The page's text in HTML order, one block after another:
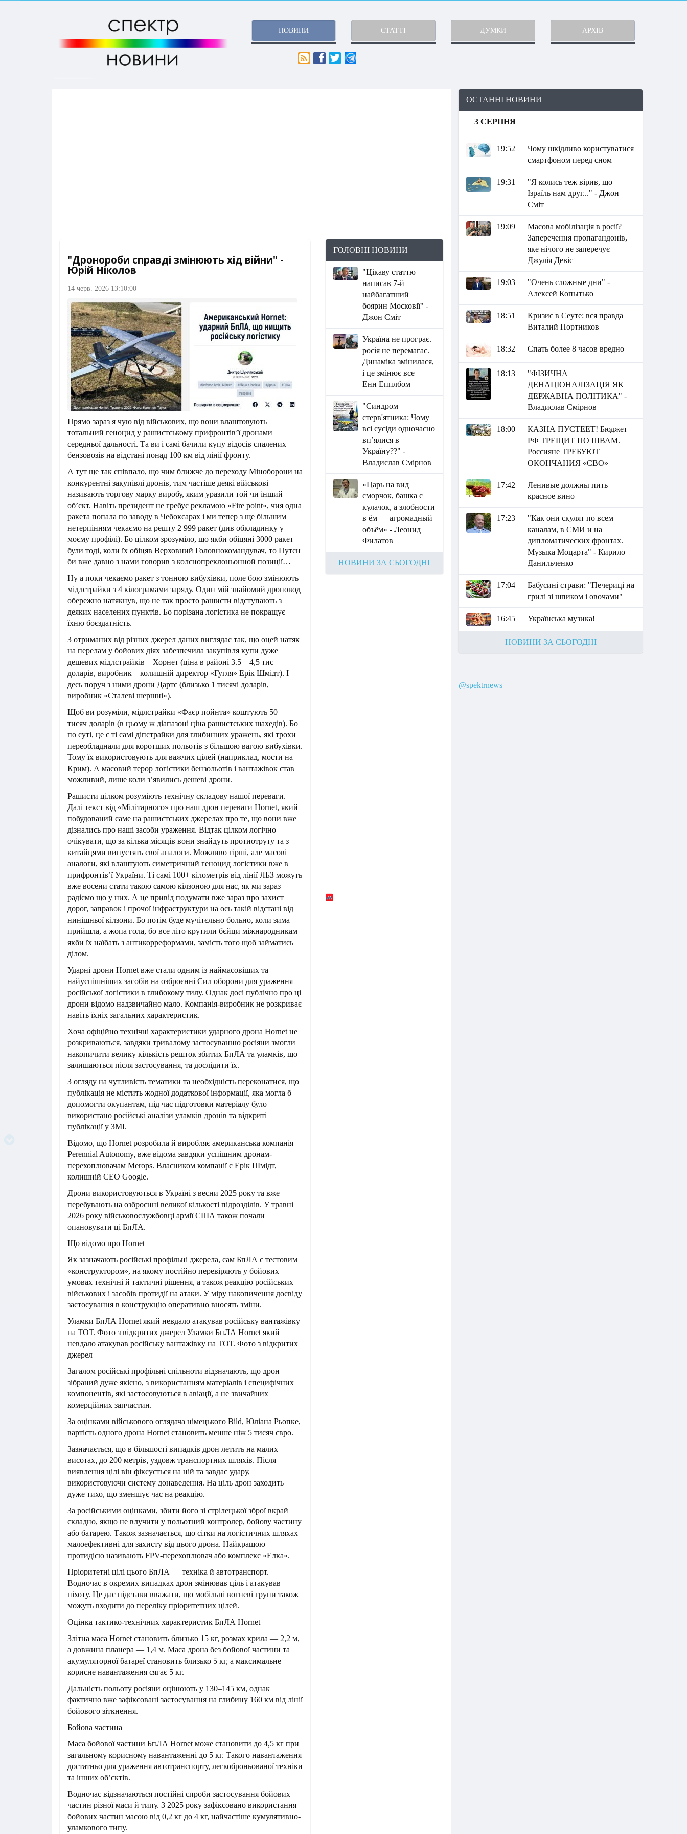
НОВИНИ СТАТТІ ДУМКИ АРХІВ
"Дронороби справді змінюють хід війни" -
Юрій Ніколов
14 черв. 2026 13:10:00
Прямо зараз я чую від військових, що вони влаштовують
тотальний геноцид у рашистському прифронтів’ї дронами
середньої дальності. Та ви і самі бачили купу відосів спалених
бензовозів на відстані понад 100 км від лінії фронту.
А тут ще так співпало, що чим ближче до переходу Міноборони на
конкурентні закупівлі дронів, тим частіше деякі військові
називають торгову марку виробу, яким уразили той чи інший
об’єкт. Навіть президент не гребує рекламою «Fire point», чия одна
ракета попала по заводу в Чебоксарах і ми тепер з ще більшим
нетерпінням чекаємо на решту 2 999 ракет (див обкладинку у
моєму профілі). Бо цілком зрозуміло, що якби обіцяні 3000 ракет
були тоді, коли їх обіцяв Верховний Головнокомандувач, то Путєн
би вже давно з нами говорив з колєнопреклоньонной позиції…
Ну а поки чекаємо ракет з тонною вибухівки, поле бою змінюють
мідлстрайки з 4 кілограмами заряду. Один мій знайомий дроновод
обережно натякнув, що не так просто рашисти відступають з
деяких населених пунктів. Бо порізана логістика не покращує
їхню боєздатність.
З отриманих від різних джерел даних виглядає так, що оцей натяк
на перелам у бойових діях забезпечила закупівля купи дуже
дешевих мідлстрайків – Хорнет (ціна в районі 3.5 – 4,5 тис
доларів, виробник – колишній директор «Гугля» Ерік Шмідт). І
десь поруч з ними дрони Дартс (близько 1 тисячі доларів,
виробник «Сталеві шершні»).
Щоб ви розуміли, мідлстрайки «Фаєр пойнта» коштують 50+
тисяч доларів (в цьому ж діапазоні ціна рашистських шахедів). Бо
по суті, це є ті самі діпстрайки для глибинних уражень, які трохи
переобладнали для коротших польотів з більшою вагою вибухівки.
Тому їх використовують для важчих цілей (наприклад, мости на
Крим). А масовий терор логістики бензольотів і вантажівок став
можливий, лише коли з’явились дешеві дрони.
Рашисти цілком розуміють технічну складову нашої переваги.
Далі текст від «Мілітарного» про наш дрон переваги Hornet, який
побудований саме на рашистських джерелах про те, що вони вже
дізнались про наші засоби ураження. Відтак цілком логічно
очікувати, що за кілька місяців вони знайдуть протиотруту та з
китайцями випустять свої аналоги. Можливо гірші, але масові
аналоги, які влаштують симетричний геноцид логістики вже в
прифронтів’ї України. Ті самі 100+ кілометрів від лінії ЛБЗ можуть
вже восени стати такою самою кілзоною для нас, як ми зараз
радіємо що у них. А це привід подумати вже зараз про захист
дорог, заправок і прочої інфраструктури на ось такій відстані від
нинішньої кілзони. Бо потім буде мучітєльно больно, коли зима
прийшла, а жопа гола, бо все літо крутили бєйци міжнародникам
якби їх наїбать з антикорреформами, замість того щоб займатись
ділом.
Ударні дрони Hornet вже стали одним із наймасовіших та
найуспішніших засобів на озброєнні Сил оборони для ураження
російської логістики в глибокому тилу. Однак досі публічно про ці
дрони відомо надзвичайно мало. Компанія-виробник не розкриває
навіть їхніх загальних характеристик.
Хоча офіційно технічні характеристики ударного дрона Hornet не
розкриваються, завдяки тривалому застосуванню росіяни змогли
накопичити велику кількість решток збитих БпЛА та уламків, що
залишаються після застосування, та дослідити їх.
З огляду на чутливість тематики та необхідність переконатися, що
публікація не містить жодної додаткової інформації, яка могла б
допомогти окупантам, під час підготовки матеріалу було
використано російські аналізи уламків дронів та відкриті
публікації у ЗМІ.
Відомо, що Hornet розробила й виробляє американська компанія
Perennial Autonomy, вже відома завдяки успішним дронам-
перехоплювачам Merops. Власником компанії є Ерік Шмідт,
колишній CEO Google.
Дрони використовуються в Україні з весни 2025 року та вже
перебувають на озброєнні великої кількості підрозділів. У травні
2026 року військовослужбовці армії США також почали
опановувати ці БпЛА.
Що відомо про Hornet
Як зазначають російські профільні джерела, сам БпЛА є тестовим
«конструктором», на якому постійно перевіряють у бойових
умовах технічні й тактичні рішення, а також реакцію російських
військових і засобів протидії на атаки. У міру накопичення досвіду
застосування в конструкцію оперативно вносять зміни.
Уламки БпЛА Hornet який невдало атакував російську вантажівку
на ТОТ. Фото з відкритих джерел Уламки БпЛА Hornet який
невдало атакував російську вантажівку на ТОТ. Фото з відкритих
джерел
Загалом російські профільні спільноти відзначають, що дрон
зібраний дуже якісно, з використанням матеріалів і специфічних
компонентів, які застосовуються в авіації, а не звичайних
комерційних запчастин.
За оцінками військового оглядача німецького Bild, Юліана Рьопке,
вартість одного дрона Hornet становить менше ніж 5 тисяч євро.
Зазначається, що в більшості випадків дрон летить на малих
висотах, до 200 метрів, уздовж транспортних шляхів. Після
виявлення цілі він фіксується на ній та завдає удару,
використовуючи систему донаведення. На ціль дрон заходить
дуже тихо, що зменшує час на реакцію.
За російськими оцінками, збити його зі стрілецької зброї вкрай
складно, якщо не влучити у польотний контролер, бойову частину
або батарею. Також зазначається, що сітки на логістичних шляхах
малоефективні для захисту від цього дрона. Найкращою
протидією називають FPV-перехоплювач або комплекс «Елка».
Пріоритетні цілі цього БпЛА — техніка й автотранспорт.
Водночас в окремих випадках дрон змінював ціль і атакував
піхоту. Це дає підстави вважати, що мобільні вогневі групи також
можуть входити до переліку пріоритетних цілей.
Оцінка тактико-технічних характеристик БпЛА Hornet
Злітна маса Hornet становить близько 15 кг, розмах крила — 2,2 м,
а довжина планера — 1,4 м. Маса дрона без бойової частини та
акумуляторної батареї становить близько 5 кг, а максимальне
корисне навантаження сягає 5 кг.
Дальність польоту росіяни оцінюють у 130–145 км, однак
фактично вже зафіксовані застосування на глибину 160 км від лінії
бойового зіткнення.
Бойова частина
Маса бойової частини БпЛА Hornet може становити до 4,5 кг при
загальному корисному навантаженні до 5 кг. Такого навантаження
достатньо для ураження автотранспорту, легкоброньованої техніки
та інших об’єктів.
Водночас відзначаються постійні спроби застосування бойових
частин різної маси й типу. З 2025 року зафіксовано використання
бойових частин масою від 0,2 кг до 4 кг, найчастіше кумулятивно-
уламкового типу.
ГОЛОВНІ НОВИНИ
"Цікаву статтю
написав 7-й
найбагатший
боярин Московії" -
Джон Сміт
Україна не програє.
росія не перемагає.
Динаміка змінилася,
і це змінює все –
Енн Епплбом
"Синдром
стерв'ятника: Чому
всі сусіди одночасно
вп’ялися в
Україну??" -
Владислав Смірнов
«Царь на вид
сморчок, башка с
кулачок, а злобности
в ём — агромадный
объём» - Леонид
Филатов
НОВИНИ ЗА СЬОГОДНІ
ОСТАННІ НОВИНИ
3 СЕРПНЯ
19:52
Чому шкідливо користуватися
смартфоном перед сном
19:31
"Я колись теж вірив, що
Ізраїль нам друг..." - Джон
Сміт
19:09
Масова мобілізація в росії?
Заперечення пропагандонів,
яке нічого не заперечує –
Джулія Девіс
19:03
"Очень сложные дни" -
Алексей Копытько
18:51
Кризис в Сеуте: вся правда |
Виталий Портников
18:32 Спать более 8 часов вредно
18:13
"ФІЗИЧНА
ДЕНАЦІОНАЛІЗАЦІЯ ЯК
ДЕРЖАВНА ПОЛІТИКА" -
Владислав Смірнов
18:00
КАЗНА ПУСТЕЕТ! Бюджет
РФ ТРЕЩИТ ПО ШВАМ.
Россияне ТРЕБУЮТ
ОКОНЧАНИЯ «СВО»
17:42
Ленивые должны пить
красное вино
17:23
"Как они скулят по всем
каналам, в СМИ и на
дипломатических фронтах.
Музыка Моцарта" - Кирило
Данильченко
17:04
Бабусині страви: "Печериці на
грилі зі шпиком і овочами"
16:45 Українська музика!
НОВИНИ ЗА СЬОГОДНІ
@spektrnews